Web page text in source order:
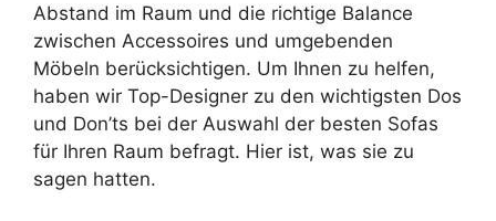
Abstand im Raum und die richtige Balance
zwischen Accessoires und umgebenden
Möbeln berücksichtigen. Um Ihnen zu helfen,
haben wir Top-Designer zu den wichtigsten Dos
und Don’ts bei der Auswahl der besten Sofas
für Ihren Raum befragt. Hier ist, was sie zu
sagen hatten.